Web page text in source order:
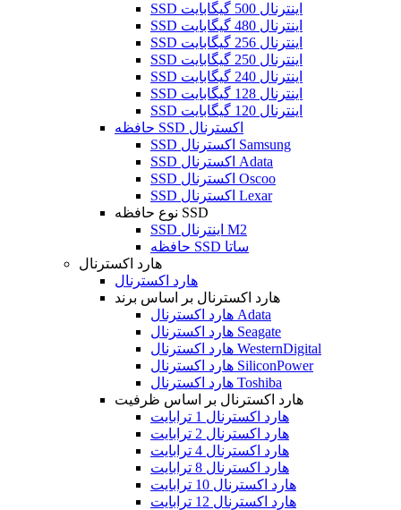
SSD اینترنال 500 گیگابایت
SSD اینترنال 480 گیگابایت
SSD اینترنال 256 گیگابایت
SSD اینترنال 250 گیگابایت
SSD اینترنال 240 گیگابایت
SSD اینترنال 128 گیگابایت
SSD اینترنال 120 گیگابایت
حافظه SSD اکسترنال
SSD اکسترنال Samsung
SSD اکسترنال Adata
SSD اکسترنال Oscoo
SSD اکسترنال Lexar
نوع حافظه SSD
SSD اینترنال M2
حافظه SSD ساتا
هارد اکسترنال
هارد اکسترنال
هارد اکسترنال بر اساس برند
هارد اکسترنال Adata
هارد اکسترنال Seagate
هارد اکسترنال WesternDigital
هارد اکسترنال SiliconPower
هارد اکسترنال Toshiba
هارد اکسترنال بر اساس ظرفیت
هارد اکسترنال 1 ترابایت
هارد اکسترنال 2 ترابایت
هارد اکسترنال 4 ترابایت
هارد اکسترنال 8 ترابایت
هارد اکسترنال 10 ترابایت
هارد اکسترنال 12 ترابایت